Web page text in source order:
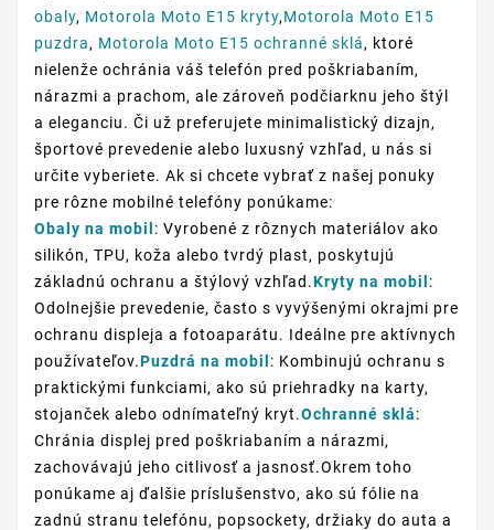
obaly, Motorola Moto E15 kryty,Motorola Moto E15
puzdra, Motorola Moto E15 ochranné sklá, ktoré
nielenže ochránia váš telefón pred poškriabaním,
nárazmi a prachom, ale zároveň podčiarknu jeho štýl
a eleganciu. Či už preferujete minimalistický dizajn,
športové prevedenie alebo luxusný vzhľad, u nás si
určite vyberiete. Ak si chcete vybrať z našej ponuky
pre rôzne mobilné telefóny ponúkame:
Obaly na mobil : Vyrobené z rôznych materiálov ako
silikón, TPU, koža alebo tvrdý plast, poskytujú
základnú ochranu a štýlový vzhľad.Kryty na mobil :
Odolnejšie prevedenie, často s vyvýšenými okrajmi pre
ochranu displeja a fotoaparátu. Ideálne pre aktívnych
používateľov.Puzdrá na mobil : Kombinujú ochranu s
praktickými funkciami, ako sú priehradky na karty,
stojanček alebo odnímateľný kryt.Ochranné sklá:
Chránia displej pred poškriabaním a nárazmi,
zachovávajú jeho citlivosť a jasnosť.Okrem toho
ponúkame aj ďalšie príslušenstvo, ako sú fólie na
zadnú stranu telefónu, popsockety, držiaky do auta a